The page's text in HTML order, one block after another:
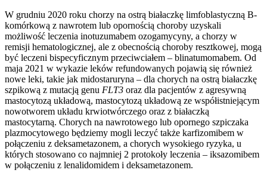
W grudniu 2020 roku chorzy na ostrą białaczkę limfoblastyczną B-
komórkową z nawrotem lub opornością choroby uzyskali
możliwość leczenia inotuzumabem ozogamycyny, a chorzy w
remisji hematologicznej, ale z obecnością choroby resztkowej, mogą
być leczeni bispecyficznym przeciwciałem – blinatumomabem. Od
maja 2021 w wykazie leków refundowanych pojawią się również
nowe leki, takie jak midostaruryna – dla chorych na ostrą białaczkę
szpikową z mutacją genu FLT3 oraz dla pacjentów z agresywną
mastocytozą układową, mastocytozą układową ze współistniejącym
nowotworem układu krwiotwórczego oraz z białaczką
mastocytarną. Chorych na nawrotowego lub opornego szpiczaka
plazmocytowego będziemy mogli leczyć także karfizomibem w
połączeniu z deksametazonem, a chorych wysokiego ryzyka, u
których stosowano co najmniej 2 protokoły leczenia – iksazomibem
w połączeniu z lenalidomidem i deksametazonem.